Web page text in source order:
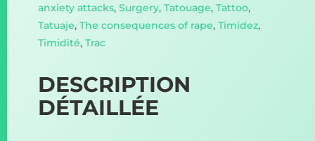
anxiety attacks, Surgery, Tatouage, Tattoo,
Tatuaje, The consequences of rape, Timidez,
Timidité, Trac
DESCRIPTION
DÉTAILLÉE